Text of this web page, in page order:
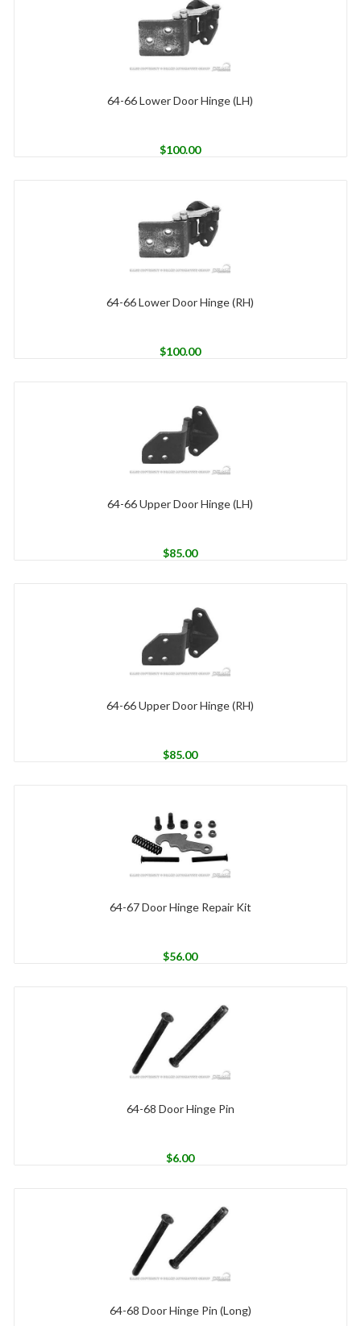
64-66 Lower Door Hinge (LH)
$100.00
64-66 Lower Door Hinge (RH)
$100.00
64-66 Upper Door Hinge (LH)
$85.00
64-66 Upper Door Hinge (RH)
$85.00
64-67 Door Hinge Repair Kit
$56.00
64-68 Door Hinge Pin
$6.00
64-68 Door Hinge Pin (Long)